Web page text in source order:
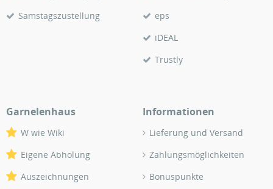
Samstagszustellung
eps
iDEAL
Trustly
Garnelenhaus
W wie Wiki
Eigene Abholung
Auszeichnungen
Informationen
Lieferung und Versand
Zahlungsmöglichkeiten
Bonuspunkte